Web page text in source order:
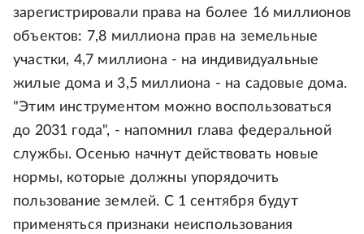
зарегистрировали права на более 16 миллионов
объектов: 7,8 миллиона прав на земельные
участки, 4,7 миллиона - на индивидуальные
жилые дома и 3,5 миллиона - на садовые дома.
"Этим инструментом можно воспользоваться
до 2031 года", - напомнил глава федеральной
службы. Осенью начнут действовать новые
нормы, которые должны упорядочить
пользование землей. С 1 сентября будут
применяться признаки неиспользования